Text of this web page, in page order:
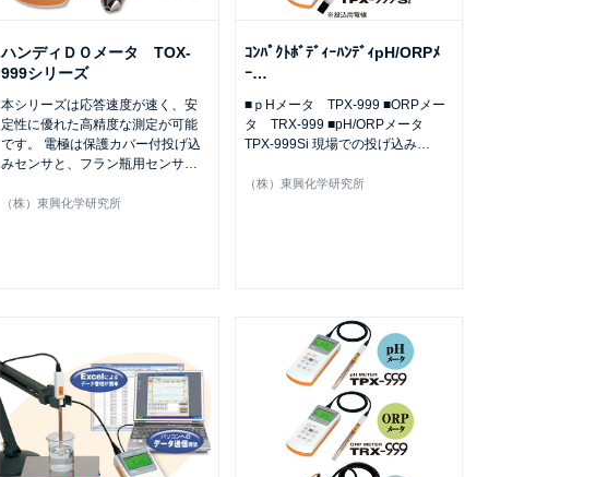
ハンディＤＯメータ TOX-
999シリーズ
本シリーズは応答速度が速く、安
定性に優れた高精度な測定が可能
です。 電極は保護カバー付投げ込
みセンサと、フラン瓶用センサ…
（株）東興化学研究所
ｺﾝﾊﾟｸﾄﾎﾞﾃﾞｨｰﾊﾝﾃﾞｨpH/ORPﾒ
ｰ…
■ｐHメータ TPX-999 ■ORPメー
タ TRX-999 ■pH/ORPメータ
TPX-999Si 現場での投げ込み…
（株）東興化学研究所